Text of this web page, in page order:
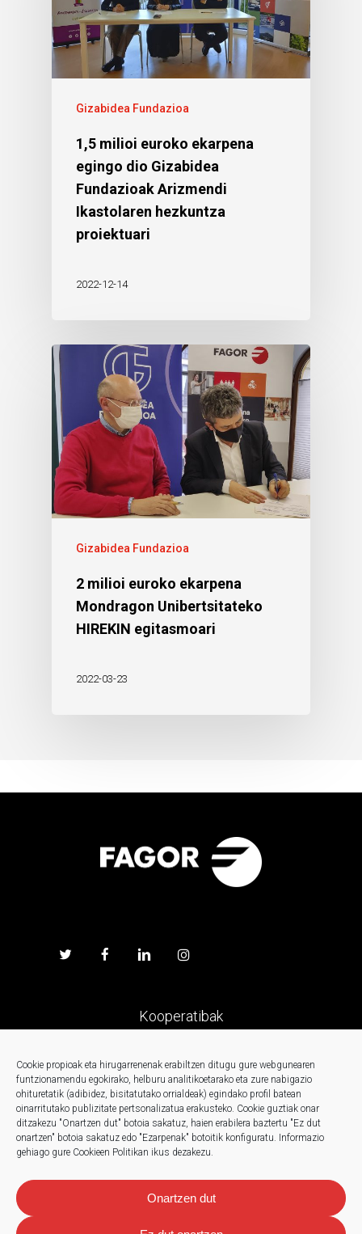
Cookie propioak eta hirugarrenenak erabiltzen ditugu gure webgunearen
funtzionamendu egokirako, helburu analitikoetarako eta zure nabigazio
ohituretatik (adibidez, bisitatutako orrialdeak) egindako profil batean
oinarritutako publizitate pertsonalizatua erakusteko. Cookie guztiak onar
ditzakezu "Onartzen dut" botoia sakatuz, haien erabilera baztertu "Ez dut
onartzen" botoia sakatuz edo "Ezarpenak" botoitik konfiguratu. Informazio
gehiago gure Cookieen Politikan ikus dezakezu.
Onartzen dut
Gizabidea Fundazioa
1,5 milioi euroko ekarpena
egingo dio Gizabidea
Fundazioak Arizmendi
Ikastolaren hezkuntza
proiektuari
2022-12-14
Gizabidea Fundazioa
2 milioi euroko ekarpena
Mondragon Unibertsitateko
HIREKIN egitasmoari
2022-03-23
Kooperatibak
Prentsa
Kontaktua
Berriak